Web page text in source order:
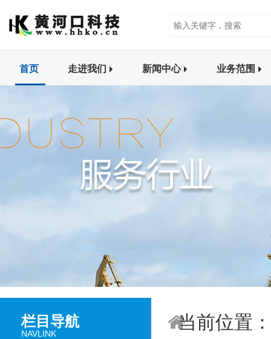
首页 走进我们 新闻中心 业务范围
栏目导航
NAVLINK
当前位置：